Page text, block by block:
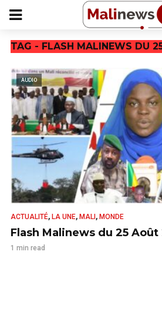
TAG - FLASH MALINEWS DU
AUDIO
ACTUALITÉ, LA UNE, MALI , MONDE
Flash Malinews du 25 Août
1 min read